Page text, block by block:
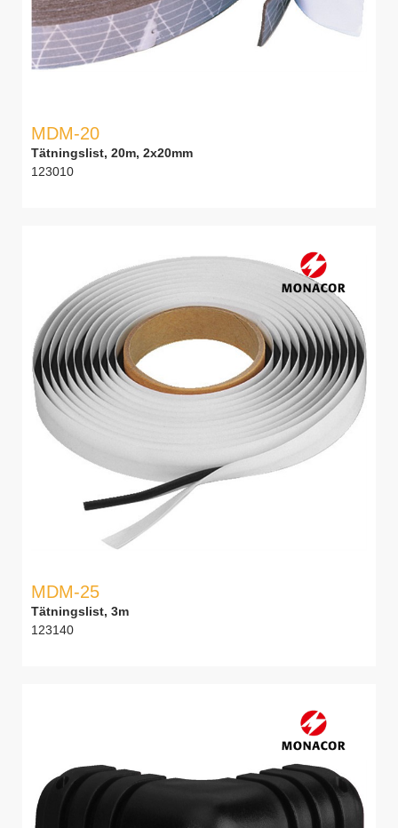
MDM-20
Tätningslist, 20m, 2x20mm
123010
MDM-25
Tätningslist, 3m
123140